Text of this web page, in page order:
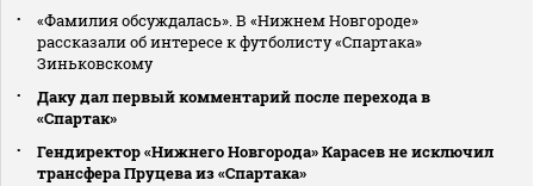
«Фамилия обсуждалась». В «Нижнем Новгороде»
рассказали об интересе к футболисту «Спартака»
Зиньковскому
Даку дал первый комментарий после перехода в
«Спартак»
Гендиректор «Нижнего Новгорода» Карасев не исключил
трансфера Пруцева из «Спартака»